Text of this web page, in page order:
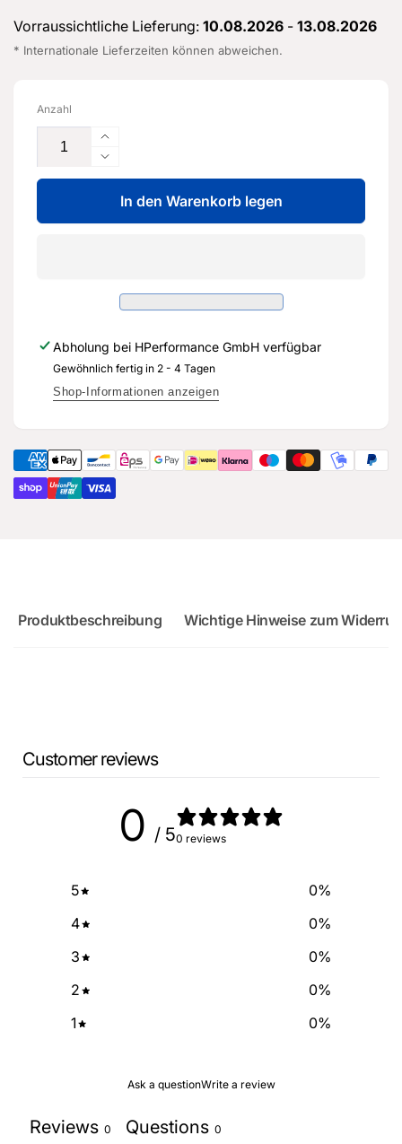
Vorraussichtliche Lieferung: 10.08.2026 - 13.08.2026
* Internationale Lieferzeiten können abweichen.
Anzahl
Erhöhe
die
Menge
für
Bremsrohr
Trennstelle
614
726
-
Audi
RS3
Sportback
Verringere
die
Menge
für
zur
Trennstelle
5WC
614
726
Ersatzteil
für
Audi
RS3
In den Warenkorb legen
Abholung bei HPerformance GmbH verfügbar
Gewöhnlich fertig in 2 - 4 Tagen
Shop-Informationen anzeigen
Produktbeschreibung Wichtige Hinweise zum
Customer reviews
0 / 50 reviews
5 0%
4
0%
3
0%
2
0%
1
0%
Ask a questionWrite a review
Reviews 0 Questions 0